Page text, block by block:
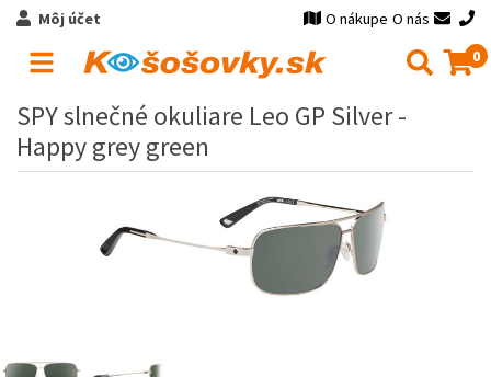
Môj účet O nákupe O nás
0
SPY slnečné okuliare Leo GP Silver -
Happy grey green